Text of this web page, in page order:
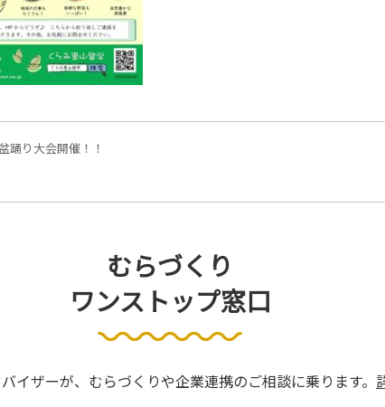
踊り大会開催！！
むらづくり
ワンストップ窓口
バイザーが、むらづくりや企業連携のご相談に乗ります。